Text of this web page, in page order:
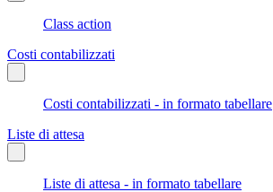
Class action
Costi contabilizzati
Costi contabilizzati - in formato tabellare
Liste di attesa
Liste di attesa - in formato tabellare